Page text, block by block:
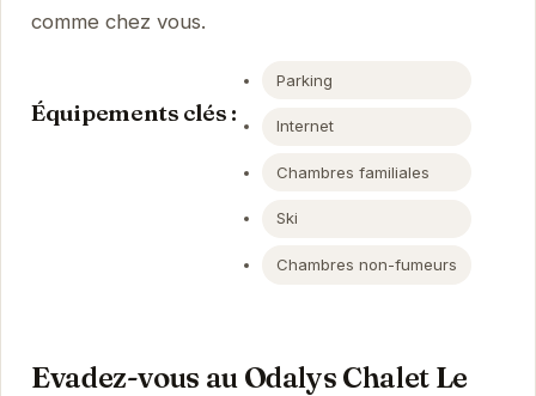
comme chez vous.
Équipements clés :
Parking
Internet
Chambres familiales
Ski
Chambres non-fumeurs
Evadez-vous au Odalys Chalet Le